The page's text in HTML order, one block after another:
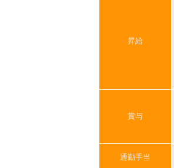
昇給
賞与
通勤手当